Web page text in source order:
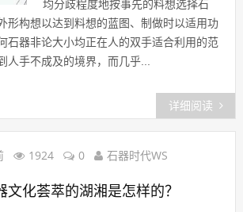
均分歧程度地按事先的料想选择石
形构想以达到料想的蓝图、制做时以适用功
石器非论大小均正在人的双手适合利用的范
人手不成及的境界，而几乎...
详细阅读
1924 0 石器时代WS
文化荟萃的湖湘是怎样的？